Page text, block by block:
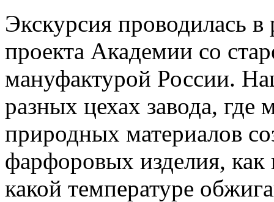
Экскурсия проводилась в
проекта Академии со
мануфактурой России.
разных цехах завода, где
природных материалов
фарфоровых изделия,
какой температуре